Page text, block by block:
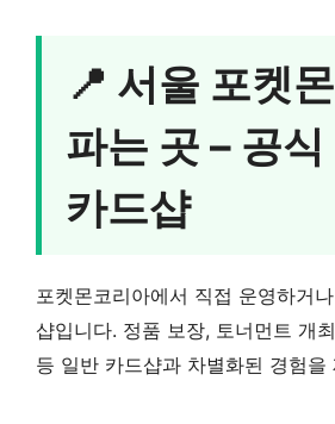
📍 서울 포켓
파는 곳 – 공
카드샵
포켓몬코리아에서 직접 운영하거
샵입니다. 정품 보장, 토너먼트 개
등 일반 카드샵과 차별화된 경험을